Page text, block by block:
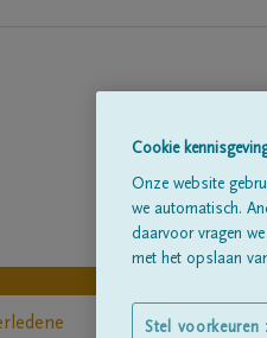
Cookie
Onze website
we automatisch.
daarvoor vragen
met het opslaan
Stel voorkeuren